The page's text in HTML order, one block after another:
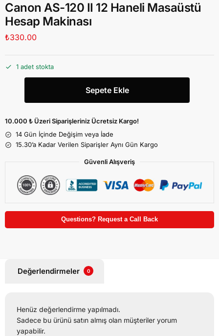
Canon AS-120 II 12 Haneli Masaüstü
Hesap Makinası
₺330.00
1 adet stokta
Sepete Ekle
10.000 ₺ Üzeri Siparişleriniz Ücretsiz Kargo!
14 Gün İçinde Değişim veya İade
15.30’a Kadar Verilen Siparişler Aynı Gün Kargo
Güvenli Alışveriş
Questions? Request a Call Back
Değerlendirmeler 0
Henüz değerlendirme yapılmadı.
Sadece bu ürünü satın almış olan müşteriler yorum
yapabilir.